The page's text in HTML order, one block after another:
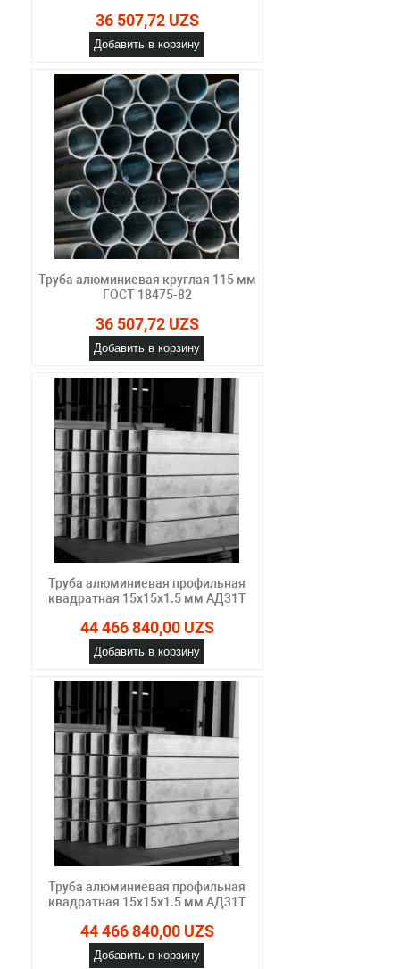
36 507,72 UZS
Добавить в корзину
Труба алюминиевая круглая 115 мм
ГОСТ 18475-82
36 507,72 UZS
Добавить в корзину
Труба алюминиевая профильная
квадратная 15х15х1.5 мм АД31Т
44 466 840,00 UZS
Добавить в корзину
Труба алюминиевая профильная
квадратная 15х15х1.5 мм АД31Т
44 466 840,00 UZS
Добавить в корзину